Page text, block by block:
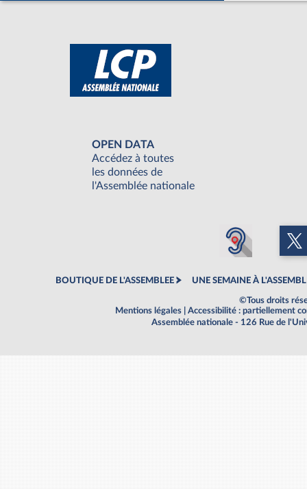
OPEN DATA
Accédez à toutes
les données de
l'Assemblée nationale
BOUTIQUE DE L'ASSEMBLEE UNE SEMAINE À
©Tous droits
Mentions légales
Accessibilité : partiellement
Assemblée nationale - 126 Rue de